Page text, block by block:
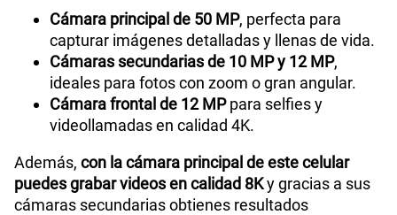
Capacidad Memoria Interna 128GB
Capacidad Memoria RAM 12GB + 8GB
GPS Si
Cámara principal de 50 MP, perfecta para
capturar imágenes detalladas y llenas de vida.
Cámaras secundarias de 10 MP y 12 MP,
ideales para fotos con zoom o gran angular.
Cámara frontal de 12 MPpara selfies y
videollamadas en calidad 4K.
Además, con la cámara principal de este celular
puedes grabar videos en calidad 8Ky gracias a sus
cámaras secundarias obtienes resultados